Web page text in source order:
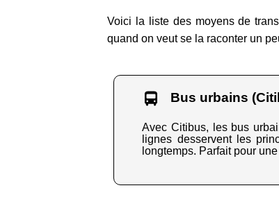
Voici la liste des moyens de
quand on veut se la raconter un
Bus urbains
Avec Citibus, les bus
lignes desservent les
longtemps. Parfait pour